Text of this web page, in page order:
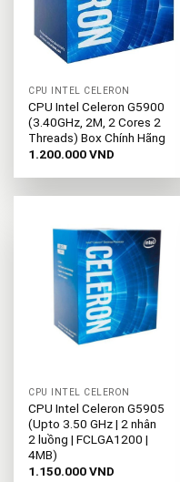
CPU INTEL CELERON
CPU Intel Celeron G5900
(3.40GHz, 2M, 2 Cores 2
Threads) Box Chính Hãng
1.200.000VND
CPU INTEL CELERON
CPU Intel Celeron G5905
(Upto 3.50 GHz | 2 nhân
2 luồng | FCLGA1200 |
4MB)
1.150.000VND